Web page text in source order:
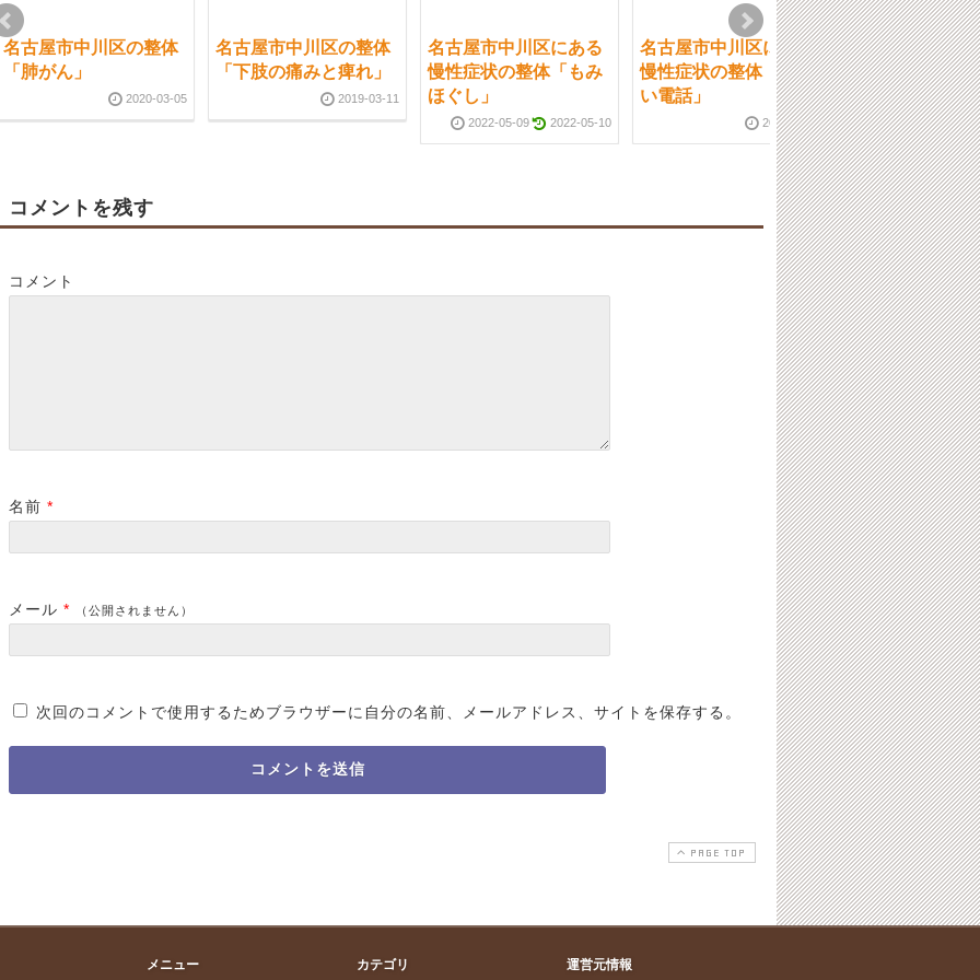
名古屋市中川区の整体
「肺がん」
2020-03-05
名古屋市中川区の整体
「下肢の痛みと痺れ」
2019-03-11
名古屋市中川区にある
慢性症状の整体「もみ
ほぐし」
2022-05-09 2022-05-10
名古屋市中川区にある
慢性症状の整体「嬉し
い電話」
2022-02-23
名古屋市中川区
慢性症状の整体
から5月」
コメントを残す
コメント
名前 *
メール * （公開されません）
次回のコメントで使用するためブラウザーに自分の名前、メールアドレス、サイトを保存する。
PAGE TOP
メニュー カテゴリ 運営元情報